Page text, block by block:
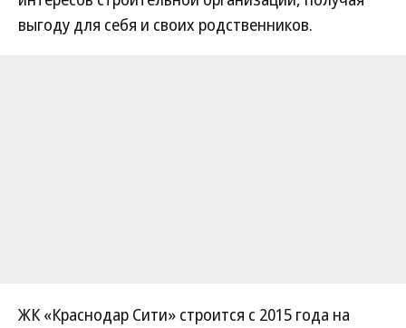
выгоду для себя и своих родственников.
ЖК «Краснодар Сити» строится с 2015 года на